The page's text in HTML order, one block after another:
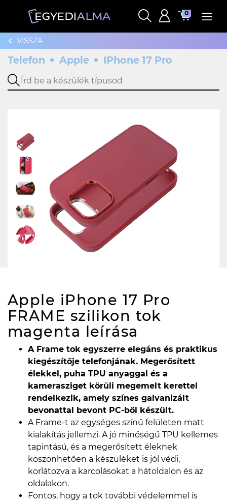
0
VISSZA
Telefon Apple IPhone 17 Pro
Apple iPhone 17 Pro
FRAME szilikon tok
magenta leírása
A Frame tok egyszerre elegáns és praktikus
kiegészítője telefonjának. Megerősített
élekkel, puha TPU anyaggal és a
kamerasziget körüli megemelt kerettel
rendelkezik, amely színes galvanizált
bevonattal bevont PC-ből készült.
A Frame-t az egységes színű felületen matt
kialakítás jellemzi. A jó minőségű TPU kellemes
tapintású, és a megerősített éleknek
köszönhetően a készüléket is jól védi,
korlátozva a karcolásokat a hátoldalon és az
oldalakon.
Fontos, hogy a tok további védelemmel is